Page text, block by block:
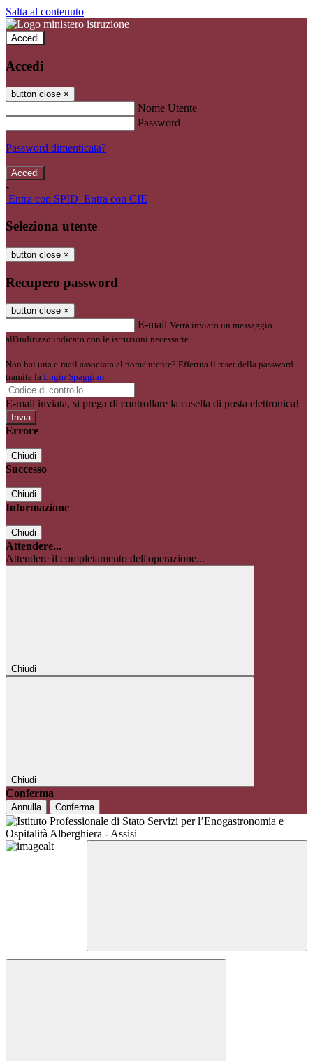
Salta al contenuto
Accedi
Accedi
button close ×
Nome Utente
Password
Password dimenticata?
-
Entra con SPID Entra con CIE
Seleziona utente
button close ×
Recupero password
button close ×
E-mail Verrà inviato un messaggio
all'indirizzo indicato con le istruzioni necessarie.
Non hai una e-mail associata al nome utente? Effettua il reset della password
tramite la Login Spaggiari
E-mail inviata, si prega di controllare la casella di posta elettronica!
Errore
Chiudi
Successo
Chiudi
Informazione
Chiudi
Attendere...
Attendere il completamento dell'operazione...
Chiudi
Chiudi
Conferma
Annulla Conferma